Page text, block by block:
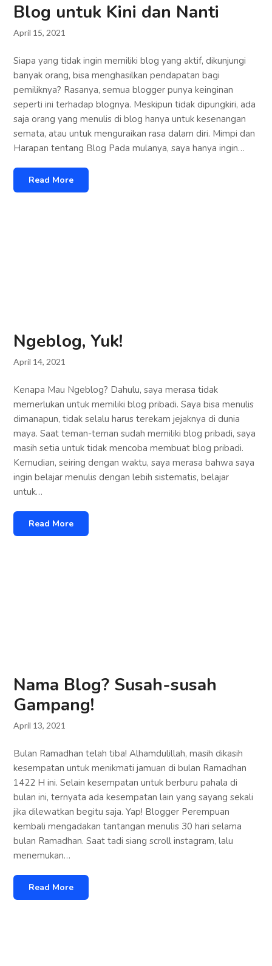
Blog untuk Kini dan Nanti
April 15, 2021
Siapa yang tidak ingin memiliki blog yang aktif, dikunjungi
banyak orang, bisa menghasilkan pendapatan bagi
pemiliknya? Rasanya, semua blogger punya keinginan
seperti ini terhadap blognya. Meskipun tidak dipungkiri, ada
saja orang yang menulis di blog hanya untuk kesenangan
semata, atau untuk menguraikan rasa dalam diri. Mimpi dan
Harapan tentang Blog Pada mulanya, saya hanya ingin…
Read More
Ngeblog, Yuk!
April 14, 2021
Kenapa Mau Ngeblog? Dahulu, saya merasa tidak
memerlukan untuk memiliki blog pribadi. Saya bisa menulis
dimanapun, tidak selalu harus terekam jejaknya di dunia
maya. Saat teman-teman sudah memiliki blog pribadi, saya
masih setia untuk tidak mencoba membuat blog pribadi.
Kemudian, seiring dengan waktu, saya merasa bahwa saya
ingin belajar menulis dengan lebih sistematis, belajar
untuk…
Read More
Nama Blog? Susah-susah
Gampang!
April 13, 2021
Bulan Ramadhan telah tiba! Alhamdulillah, masih dikasih
kesempatan untuk menikmati jamuan di bulan Ramadhan
1422 H ini. Selain kesempatan untuk berburu pahala di
bulan ini, ternyata ada kesempatan lain yang sayang sekali
jika dilewatkan begitu saja. Yap! Blogger Perempuan
kembali mengadakan tantangan menulis 30 hari selama
bulan Ramadhan. Saat tadi siang scroll instagram, lalu
menemukan…
Read More